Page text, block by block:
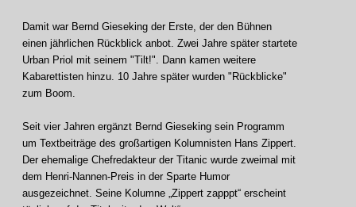
Damit war Bernd Gieseking der Erste, der den Bühnen
einen jährlichen Rückblick anbot. Zwei Jahre später startete
Urban Priol mit seinem "Tilt!". Dann kamen weitere
Kabarettisten hinzu. 10 Jahre später wurden "Rückblicke"
zum Boom.
Seit vier Jahren ergänzt Bernd Gieseking sein Programm
um Textbeiträge des großartigen Kolumnisten Hans Zippert.
Der ehemalige Chefredakteur der Titanic wurde zweimal mit
dem Henri-Nannen-Preis in der Sparte Humor
ausgezeichnet. Seine Kolumne „Zippert zapppt“ erscheint